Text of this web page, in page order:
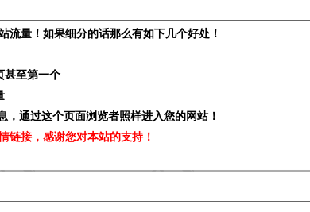
流量！如果细分的话那么有如下几个好处！
甚至第一个
通过这个页面浏览者照样进入您的网站！
链接，感谢您对本站的支持！